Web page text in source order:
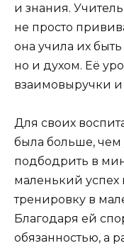
и знания.
не просто
она учила их
но и духом. Её
взаимовыручки
Для своих
была больше, чем
подбодрить в
маленький успех
тренировку в
Благодаря ей
обязанностью, а